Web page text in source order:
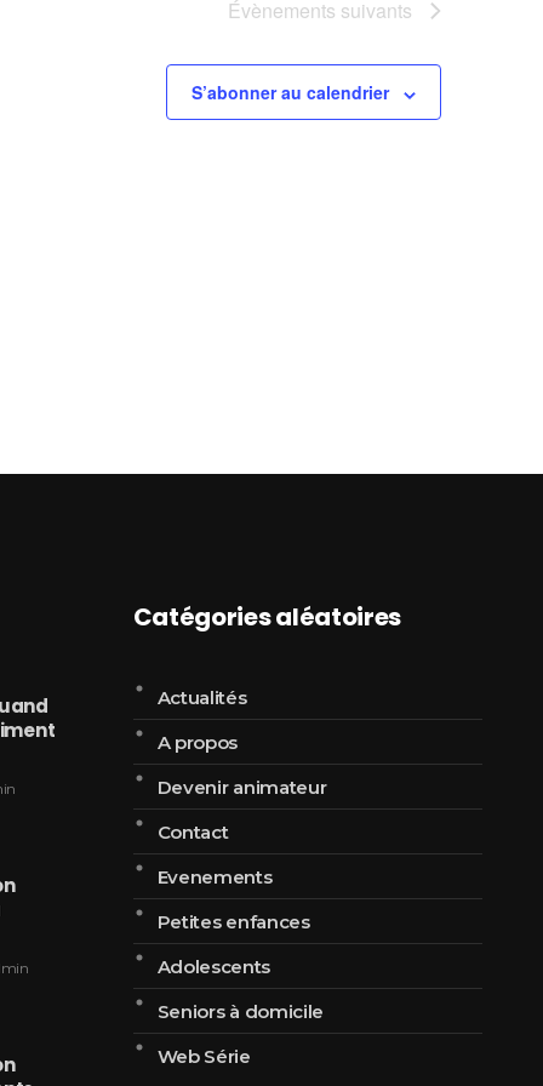
Évènements suivants
S’abonner au calendrier
Catégories aléatoires
Actualités
A propos
Devenir animateur
Contact
Evenements
Petites enfances
Adolescents
Seniors à domicile
Web Série